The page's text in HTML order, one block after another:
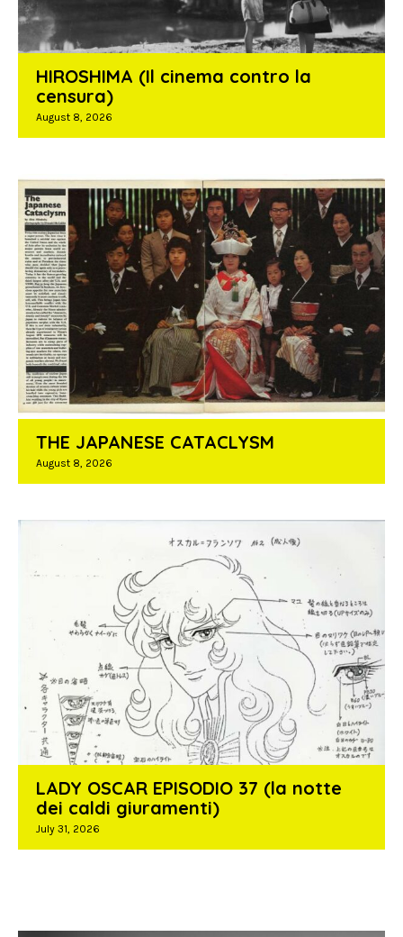
HIROSHIMA (Il cinema contro la
censura)
August 8, 2026
THE JAPANESE CATACLYSM
August 8, 2026
LADY OSCAR EPISODIO 37 (la notte
dei caldi giuramenti)
July 31, 2026